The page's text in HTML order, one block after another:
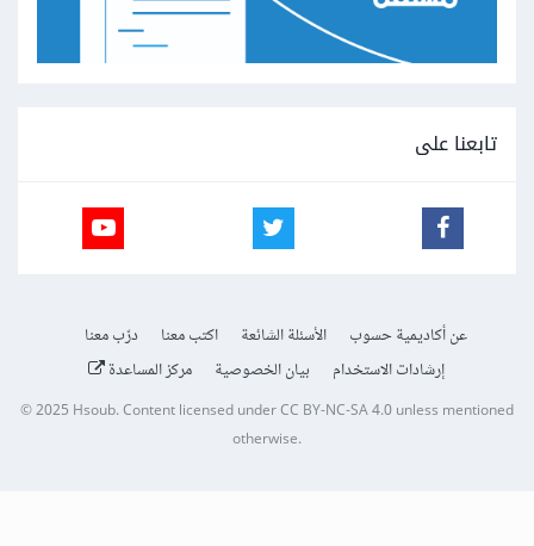
تابعنا على
عن أكاديمية حسوب الأسئلة الشائعة اكتب معنا
درّب معنا
إرشادات الاستخدام
بيان الخصوصية مركز المساعدة
© 2025 Hsoub.Content licensed underCC BY-NC-SA 4.0unless mentioned
otherwise.